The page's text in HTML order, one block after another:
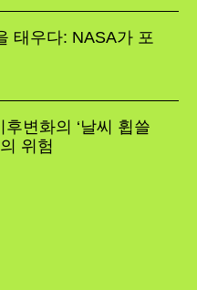
태우다: NASA가 포
변화의 ‘날씨 휩쓸
위험